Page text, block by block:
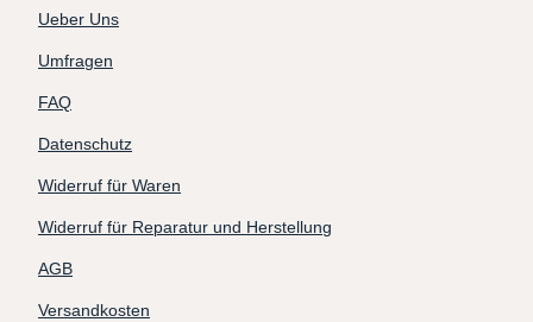
Ueber Uns
Umfragen
FAQ
Datenschutz
Widerruf für Waren
Widerruf für Reparatur und Herstellung
AGB
Versandkosten